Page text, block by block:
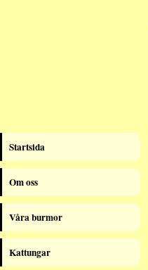
Startsida
Om oss
Våra burmor
Kattungar